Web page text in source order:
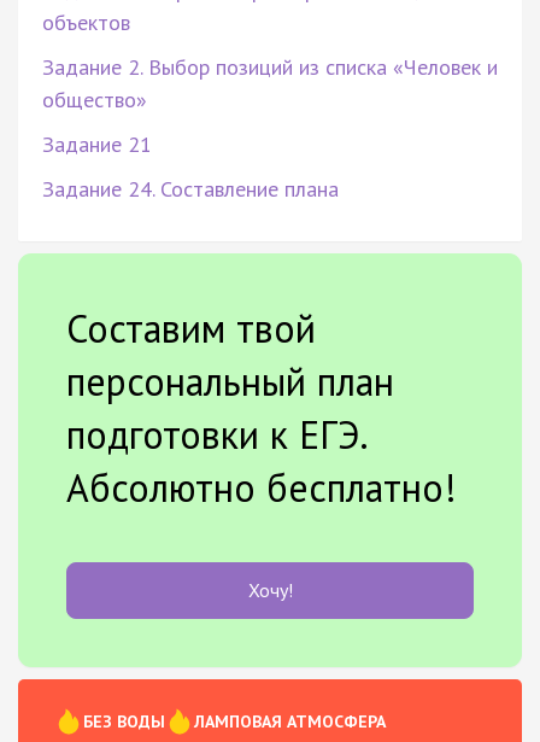
объектов
Задание 2. Выбор позиций из списка «Человек и
общество»
Задание 21
Задание 24. Составление плана
Составим твой
персональный план
подготовки к ЕГЭ.
Абсолютно бесплатно!
Хочу!
БЕЗ ВОДЫ
ЛАМПОВАЯ АТМОСФЕРА